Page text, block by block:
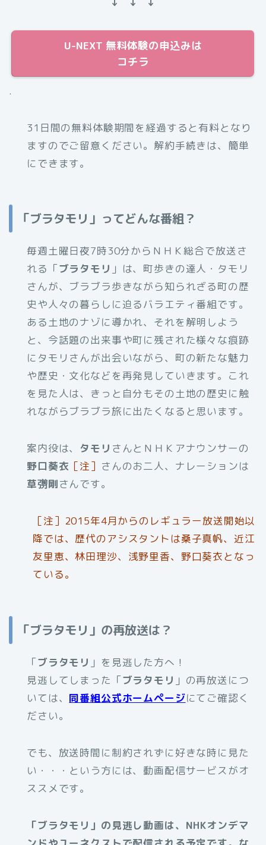
U-NEXT 無料体験の申込みは
コチラ
.
31日間の無料体験期間を経過すると有料となり
ますのでご留意ください。解約手続きは、簡単
にできます。
「ブラタモリ」ってどんな番組？
毎週土曜日夜7時30分からＮＨＫ総合で放送さ
れる「ブラタモリ 」は、町歩きの達人・タモリ
さんが、ブラブラ歩きながら知られざる町の歴
史や人々の暮らしに迫るバラエティ番組です。
ある土地のナゾに導かれ、それを解明しよう
と、今話題の出来事や町に残された様々な痕跡
にタモリさんが出会いながら、町の新たな魅力
や歴史・文化などを再発見していきます。これ
を見た人は、きっと自分もその土地の歴史に触
れながらブラブラ旅に出たくなると思います。
案内役は、 タモリ さんとＮＨＫアナウンサーの
野口葵衣 ［注］ さんのお二人、ナレーションは
草彅剛さんです。
［注］2015年4月からのレギュラー放送開始以
降では、歴代のアシスタントは桑子真帆、近江
友里恵、林田理沙、浅野里香、野口葵衣となっ
ている。
「ブラタモリ」の再放送は？
「ブラタモリ 」を見逃した方へ！
見逃してしまった「ブラタモリ 」の再放送につ
いては、 同番組公式ホームページにてご確認く
ださい。
でも、放送時間に制約されずに好きな時に見た
い・・・という方には、動画配信サービスがオ
ススメです。
「ブラタモリ」の見逃し動画は、NHKオンデマ